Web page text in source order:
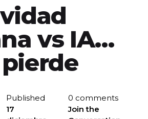
vs IA…
Published
17
0 comments
Join the